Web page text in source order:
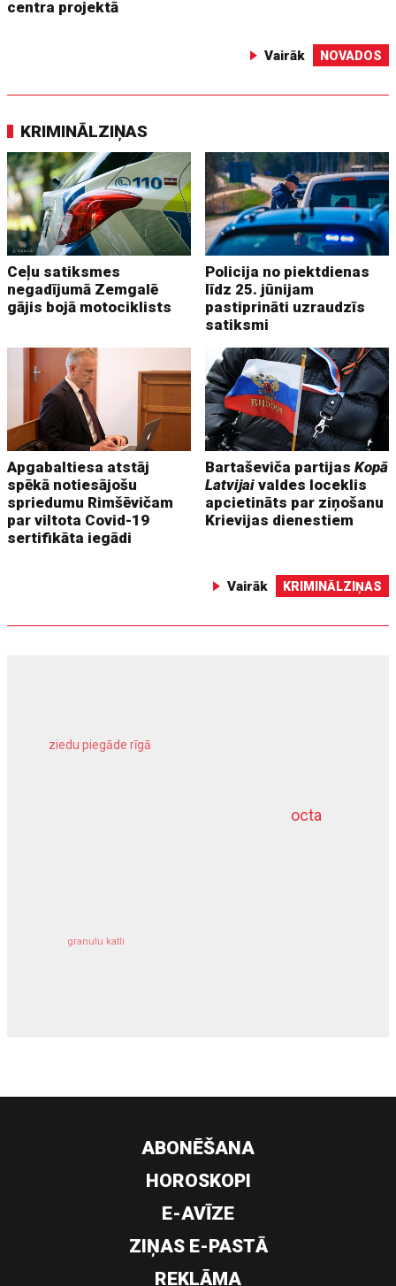
centra projektā
Vairāk NOVADOS
KRIMINĀLZIŅAS
Ceļu satiksmes
negadījumā Zemgalē
gājis bojā motociklists
Policija no piektdienas
līdz 25. jūnijam
pastiprināti uzraudzīs
satiksmi
Apgabaltiesa atstāj
spēkā notiesājošu
spriedumu Rimšēvičam
par viltota Covid-19
sertifikāta iegādi
Bartaševiča partijasKopā
Latvijai valdes loceklis
apcietināts par ziņošanu
Krievijas dienestiem
Vairāk KRIMINĀLZIŅAS
octa
ziedu piegāde rīgā
granulu katli
dziļurbums
ABONĒŠANA
HOROSKOPI
E-AVĪZE
ZIŅAS E-PASTĀ
REKLĀMA